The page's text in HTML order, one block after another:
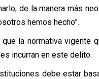
de la manera más
hemos hecho”.
la normativa vigente
incurran en este delito.
debe estar